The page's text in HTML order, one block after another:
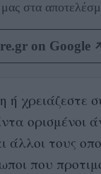
στα
on Google
ή χρειάζεστε
ορισμένοι
άλλοι τους
που